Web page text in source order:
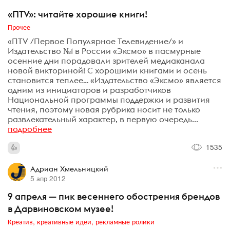
«ПТV»: читайте хорошие книги!
Прочее
«ПТV /Первое Популярное Телевидение/» и
Издательство №1 в России «Эксмо» в пасмурные
осенние дни порадовали зрителей медиаканала
новой викториной! С хорошими книгами и осень
становится теплее… «Издательство «Эксмо» является
одним из инициаторов и разработчиков
Национальной программы поддержки и развития
чтения, поэтому новая рубрика носит не только
развлекательный характер, в первую очередь...
подробнее
1535
Адриан Хмельницкий
5 апр 2012
9 апреля — пик весеннего обострения брендов
в Дарвиновском музее!
Креатив, креативные идеи, рекламные ролики